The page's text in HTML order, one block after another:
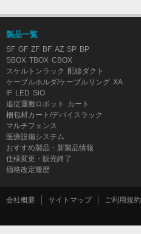
製品一覧
SF GF ZF BF AZ SP BP
SBOX TBOX CBOX
スケルトンラック 配線ダクト
ケーブルホルダ/ケーブルリング XA
IF LED SiO
追従運搬ロボット
カート
梱包材カート/デバイスラック
マルチフェンス
医療設備システム
おすすめ製品・新製品情報
仕様変更・販売終了
価格改定履歴
会社概要 サイトマップ ご利用規約